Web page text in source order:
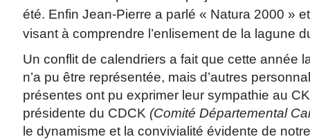
été. Enfin Jean-Pierre a parlé « Natura 2000 »
visant à comprendre l’enlisement de la lagune
Un conflit de calendriers a fait que cette année
n’a pu être représentée, mais d’autres
présentes ont pu exprimer leur sympathie au
présidente du CDCK (Comité Départemental
le dynamisme et la convivialité évidente de